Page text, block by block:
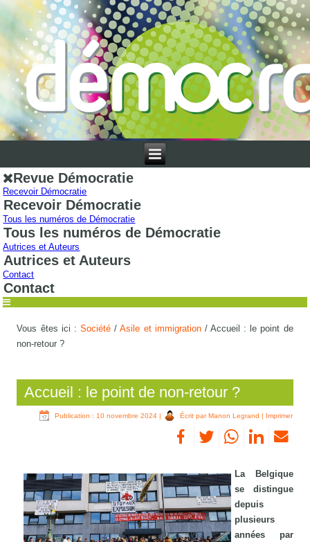
Revue Démocratie
Recevoir Démocratie
Recevoir Démocratie
Tous les numéros de Démocratie
Tous les numéros de Démocratie
Autrices et Auteurs
Autrices et Auteurs
Contact
Contact
Vous êtes ici :Société /Asile et immigration/ Accueil : le point de
non-retour ?
Accueil : le point de non-retour ?
Publication : 10 novembre 2024| Écrit par Manon Legrand | Imprimer
La Belgique
se distingue
depuis
plusieurs
années par